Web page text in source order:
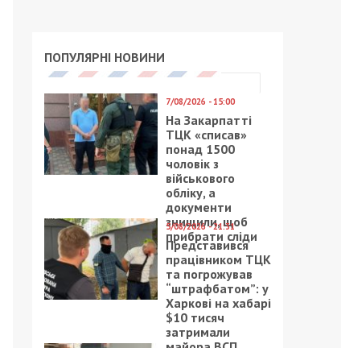
ПОПУЛЯРНІ НОВИНИ
7/08/2026 - 15:00
На Закарпатті
ТЦК «списав»
понад 1500
чоловік з
військового
обліку, а
документи
знищили, щоб
прибрати сліди
5/08/2026 - 21:31
Представився
працівником ТЦК
та погрожував
“штрафбатом”: у
Харкові на хабарі
$10 тисяч
затримали